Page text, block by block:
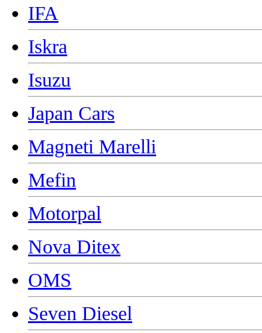
IFA
Iskra
Isuzu
Japan Cars
Magneti Marelli
Mefin
Motorpal
Nova Ditex
OMS
Seven Diesel